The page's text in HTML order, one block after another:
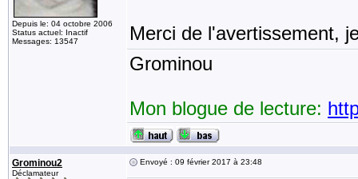
Depuis le: 04 octobre 2006
Status actuel: Inactif
Messages: 13547
Merci de l'avertissement,
Grominou
Mon blogue de lecture:
Grominou2
Déclamateur
Envoyé : 09 février 2017 à 23:48